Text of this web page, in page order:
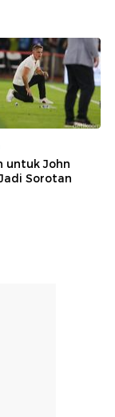
untuk John
Sorotan